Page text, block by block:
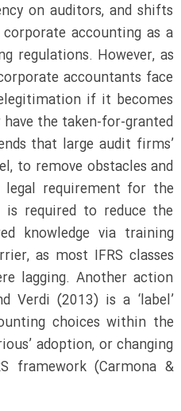
on auditors, and shifts
accounting as a
regulations. However, as
accountants face
if it becomes
the taken-for-granted
that large audit firms’
to remove obstacles and
requirement for the
required to reduce the
knowledge via training
as most IFRS classes
lagging. Another action
Verdi (2013) is a ‘label’
choices within the
adoption, or changing
framework (Carmona &